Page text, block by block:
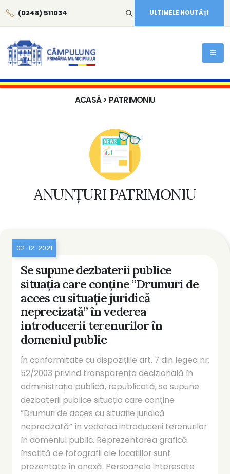
(0248) 511034 ULTIMELE NOUTĂȚI
ACASĂ> PATRIMONIU
ANUNȚURI PATRIMONIU
02-12-2021
Se supune dezbaterii publice
situația care conține ”Drumuri de
acces cu situație juridică
neprecizată” în vederea
introducerii terenurilor în
domeniul public
În conformitate cu dispozițiile art. 7 din legea nr.
52/2003 privind transparența decizională în
administrația publică, republicată, se supune
dezbaterii publice situația care conține
”Drumuri de acces cu situație juridică
neprecizată” în vederea introducerii terenurilor
în domeniul public. Reprezentarea grafică
însoțită de fotografii ale locațiilor sunt
prezentate în anexă. Persoanele interesate